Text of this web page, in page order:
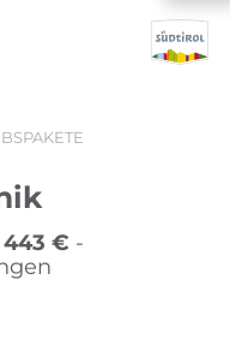
443 € -